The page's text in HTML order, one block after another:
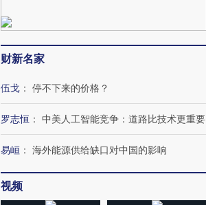
财新名家
伍戈 ： 停不下来的价格？
罗志恒 ： 中美人工智能竞争：道路比技术更重要
易峘 ： 海外能源供给缺口对中国的影响
视频